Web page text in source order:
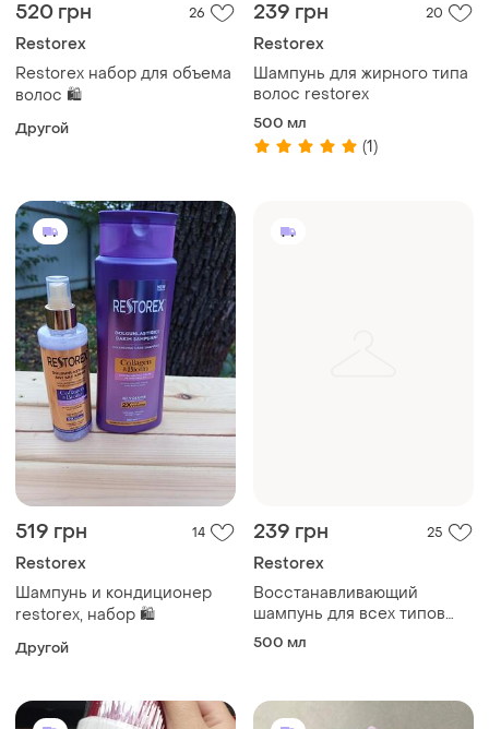
520 грн 26
Restorex
Restorex набор для объема
волос 🛍️
Другой
239 грн 20
Restorex
Шампунь для жирного типа
волос restorex
500 мл
(1)
519 грн 14
Restorex
Шампунь и кондиционер
restorex, набор 🛍️
Другой
239 грн 25
Restorex
Восстанавливающий
шампунь для всех типов
волос "кератин и аргана"
500 мл